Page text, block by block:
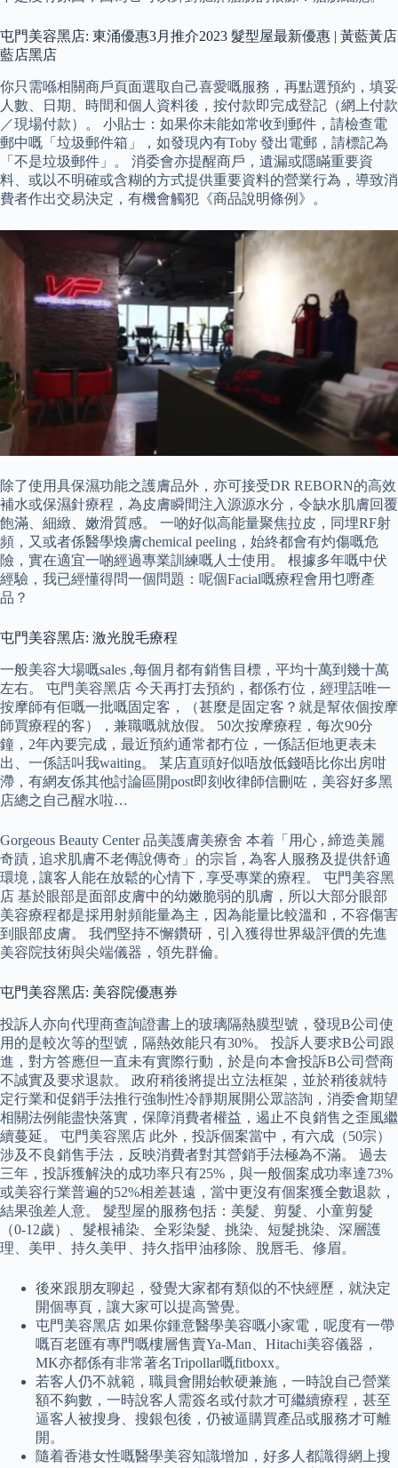
屯門美容黑店: 東涌優惠3月推介2023 髮型屋最新優惠 | 黃藍黃店
藍店黑店
你只需喺相關商戶頁面選取自己喜愛嘅服務，再點選預約，填妥
人數、日期、時間和個人資料後，按付款即完成登記（網上付款
／現場付款）。 小貼士：如果你未能如常收到郵件，請檢查電
郵中嘅「垃圾郵件箱」，如發現內有Toby 發出電郵，請標記為
「不是垃圾郵件」。 消委會亦提醒商戶，遺漏或隱瞞重要資
料、或以不明確或含糊的方式提供重要資料的營業行為，導致消
費者作出交易決定，有機會觸犯《商品說明條例》。
除了使用具保濕功能之護膚品外，亦可接受DR REBORN的高效
補水或保濕針療程，為皮膚瞬間注入源源水分，令缺水肌膚回覆
飽滿、細緻、嫩滑質感。 一啲好似高能量聚焦拉皮，同埋RF射
頻，又或者係醫學煥膚chemical peeling，始終都會有灼傷嘅危
險，實在適宜一啲經過專業訓練嘅人士使用。 根據多年嘅中伏
經驗，我已經懂得問一個問題：呢個Facial嘅療程會用乜嘢產
品？
屯門美容黑店: 激光脫毛療程
一般美容大場嘅sales ,每個月都有銷售目標，平均十萬到幾十萬
左右。 屯門美容黑店 今天再打去預約，都係冇位，經理話唯一
按摩師有佢嘅一批嘅固定客，（甚麼是固定客？就是幫依個按摩
師買療程的客），兼職嘅就放假。 50次按摩療程，每次90分
鐘，2年內要完成，最近預約通常都冇位，一係話佢地更表未
出、一係話叫我waiting。 某店直頭好似唔放低錢唔比你出房咁
滯，有網友係其他討論區開post即刻收律師信刪咗，美容好多黑
店總之自己醒水啦…
Gorgeous Beauty Center 品美護膚美療舍 本着「用心 , 締造美麗
奇蹟 , 追求肌膚不老傳說傳奇」的宗旨 , 為客人服務及提供舒適
環境 , 讓客人能在放鬆的心情下 , 享受專業的療程。 屯門美容黑
店 基於眼部是面部皮膚中的幼嫩脆弱的肌膚，所以大部分眼部
美容療程都是採用射頻能量為主，因為能量比較溫和，不容傷害
到眼部皮膚。 我們堅持不懈鑽研，引入獲得世界級評價的先進
美容院技術與尖端儀器，領先群倫。
屯門美容黑店: 美容院優惠券
投訴人亦向代理商查詢證書上的玻璃隔熱膜型號，發現B公司使
用的是較次等的型號，隔熱效能只有30%。 投訴人要求B公司跟
進，對方答應但一直未有實際行動，於是向本會投訴B公司營商
不誠實及要求退款。 政府稍後將提出立法框架，並於稍後就特
定行業和促銷手法推行強制性冷靜期展開公眾諮詢，消委會期望
相關法例能盡快落實，保障消費者權益，遏止不良銷售之歪風繼
續蔓延。 屯門美容黑店 此外，投訴個案當中，有六成（50宗）
涉及不良銷售手法，反映消費者對其營銷手法極為不滿。 過去
三年，投訴獲解決的成功率只有25%，與一般個案成功率達73%
或美容行業普遍的52%相差甚遠，當中更沒有個案獲全數退款，
結果強差人意。 髮型屋的服務包括：美髮、剪髮、小童剪髮
（0-12歲）、髮根補染、全彩染髮、挑染、短髮挑染、深層護
理、美甲、持久美甲、持久指甲油移除、脫唇毛、修眉。
後來跟朋友聊起，發覺大家都有類似的不快經歷，就決定
開個專頁，讓大家可以提高警覺。
屯門美容黑店 如果你鍾意醫學美容嘅小家電，呢度有一帶
嘅百老匯有專門嘅樓層售賣Ya-Man、Hitachi美容儀器，
MK亦都係有非常著名Tripollar嘅fitboxx。
若客人仍不就範，職員會開始軟硬兼施，一時說自己營業
額不夠數，一時說客人需簽名或付款才可繼續療程，甚至
逼客人被搜身、搜銀包後，仍被逼購買產品或服務才可離
開。
隨着香港女性嘅醫學美容知識增加，好多人都識得網上搜